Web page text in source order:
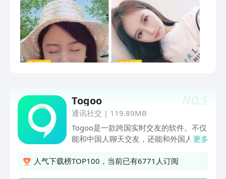
模特……你只需要尽情展示你的才华，
LOFTER将持续提供多维度多方面的创作
支持，努力完善创作友好环境。我们也鼓
励所有用户和创作者良性互动，点击小红
心(点赞)和小蓝手(推荐)为他们加油吧。
NO.5
Togoo
通讯社交 | 119.89MB
Togoo是一款跨国实时交友的软件。不仅
能和中国人聊天交友，还能和外国人聊天
国、俄罗斯、乌克兰、英国、美国、韩
更多
人气下载榜TOP100，当前已有6771人订阅